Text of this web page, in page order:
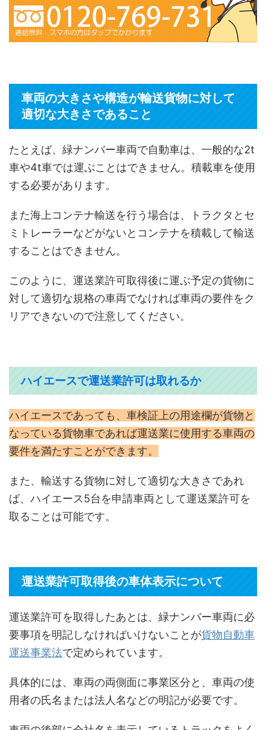
車両の大きさや構造が輸送貨物に対して
適切な大きさであること
たとえば、緑ナンバー車両で自動車は、一般的な2t
車や4t車では運ぶことはできません。積載車を使用
する必要があります。
また海上コンテナ輸送を行う場合は、トラクタとセ
ミトレーラーなどがないとコンテナを積載して輸送
することはできません。
このように、運送業許可取得後に運ぶ予定の貨物に
対して適切な規格の車両でなければ車両の要件をク
リアできないので注意してください。
ハイエースで運送業許可は取れるか
ハイエースであっても、車検証上の用途欄が貨物と
なっている貨物車であれば運送業に使用する車両の
要件を満たすことができます。
また、輸送する貨物に対して適切な大きさであれ
ば、ハイエース5台を申請車両として運送業許可を
取ることは可能です。
運送業許可取得後の車体表示について
運送業許可を取得したあとは、緑ナンバー車両に必
要事項を明記しなければいけないことが貨物自動車
運送事業法で定められています。
具体的には、車両の両側面に事業区分と、車両の使
用者の氏名または法人名などの明記が必要です。